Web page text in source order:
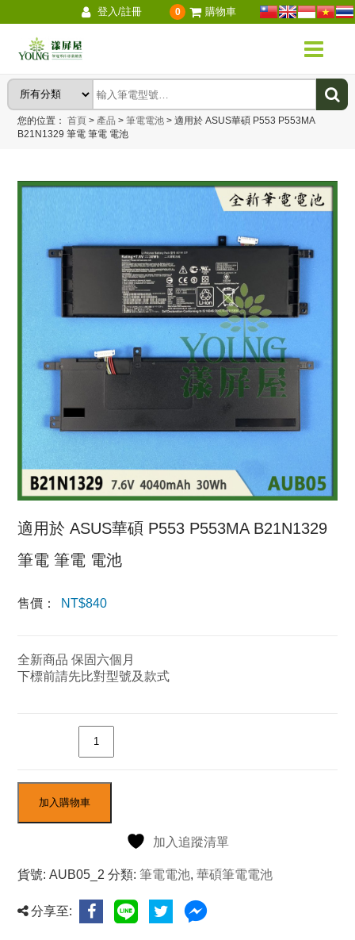
登入/註冊 0 購物車
您的位置：首頁 > 產品 > 筆電電池 > 適用於 ASUS華碩 P553 P553MA
B21N1329 筆電 筆電 電池
適用於 ASUS華碩 P553 P553MA B21N1329
筆電 筆電 電池
售價： NT$840
全新商品 保固六個月
下標前請先比對型號及款式
加入購物車
加入追蹤清單
貨號:AUB05_2 分類:筆電電池,華碩筆電電池
分享至: